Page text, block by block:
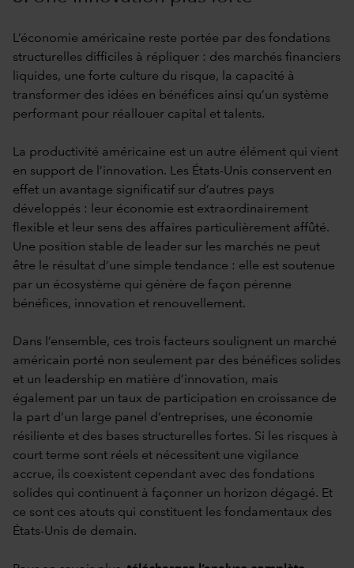
L’économie américaine reste portée par des fondations
structurelles difficiles à répliquer : des marchés financiers
liquides, une forte culture du risque, la capacité à
transformer des idées en bénéfices ainsi qu’un système
performant pour réallouer capital et talents.
La productivité américaine est un autre élément qui vient
en support de l’innovation. Les États-Unis conservent en
effet un avantage significatif sur d’autres pays
développés : leur économie est extraordinairement
flexible et leur sens des affaires particulièrement affûté.
Une position stable de leader sur les marchés ne peut
être le résultat d’une simple tendance : elle est soutenue
par un écosystème qui génère de façon pérenne
bénéfices, innovation et renouvellement.
Dans l’ensemble, ces trois facteurs soulignent un marché
américain porté non seulement par des bénéfices solides
et un leadership en matière d’innovation, mais
également par un taux de participation en croissance de
la part d’un large panel d’entreprises, une économie
résiliente et des bases structurelles fortes. Si les risques à
court terme sont réels et nécessitent une vigilance
accrue, ils coexistent cependant avec des fondations
solides qui continuent à façonner un horizon dégagé. Et
ce sont ces atouts qui constituent les fondamentaux des
États-Unis de demain.